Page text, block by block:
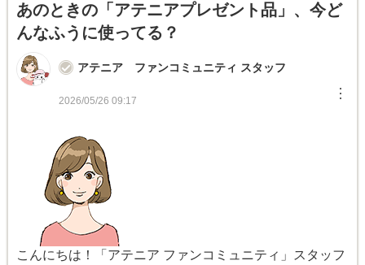
あのときの「アテニアプレゼント品」、今ど
んなふうに使ってる？
アテニア ファンコミュニティ スタッフ
2026/05/26 09:17 ︙
こんにちは！「アテニア ファンコミュニティ」スタッフ